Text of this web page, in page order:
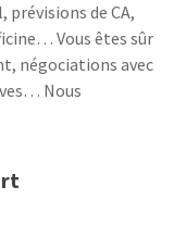
prévisions de CA,
Vous êtes sûr
négociations avec
Nous